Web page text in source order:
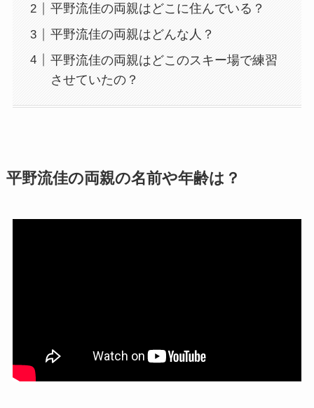
平野流佳の両親はどこに住んでいる？
平野流佳の両親はどんな人？
平野流佳の両親はどこのスキー場で練習
させていたの？
平野流佳の両親の名前や年齢は？